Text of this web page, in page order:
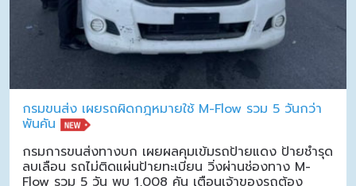
กรมขนส่ง เผยรถผิดกฎหมายใช้ M-Flow รวม 5 วันกว่า
พันคัน
กรมการขนส่งทางบก เผยผลคุมเข้มรถป้ายแดง ป้ายชำรุด
ลบเลือน รถไม่ติดแผ่นป้ายทะเบียน วิ่งผ่านช่องทาง M-